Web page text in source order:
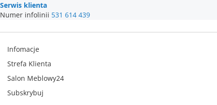
Serwis klienta
Numer infolinii 531 614 439
Infomacje
Strefa Klienta
Salon Meblowy24
Subskrybuj